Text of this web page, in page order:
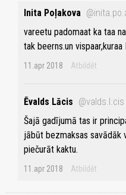
Inita Poļakova
vareetu padomaat ka taa
tak beerns.un vispaar,kuraa
11.apr 2018 Atbildēt
Ēvalds Lācis @valds.l.cis
Šajā gadījumā tas ir
jābūt bezmaksas savādāk
piečurāt kaktu.
11.apr 2018 Atbildēt